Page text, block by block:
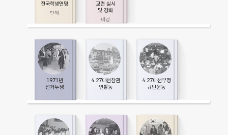
전국학생연맹
교련 실시
및 강화
1971년
선거투쟁
4.27대선참관
인활동
4.27대선부정
규탄운동